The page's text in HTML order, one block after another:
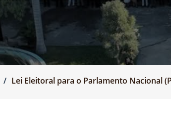
Lei Eleitoral para o Parlamento Nacional